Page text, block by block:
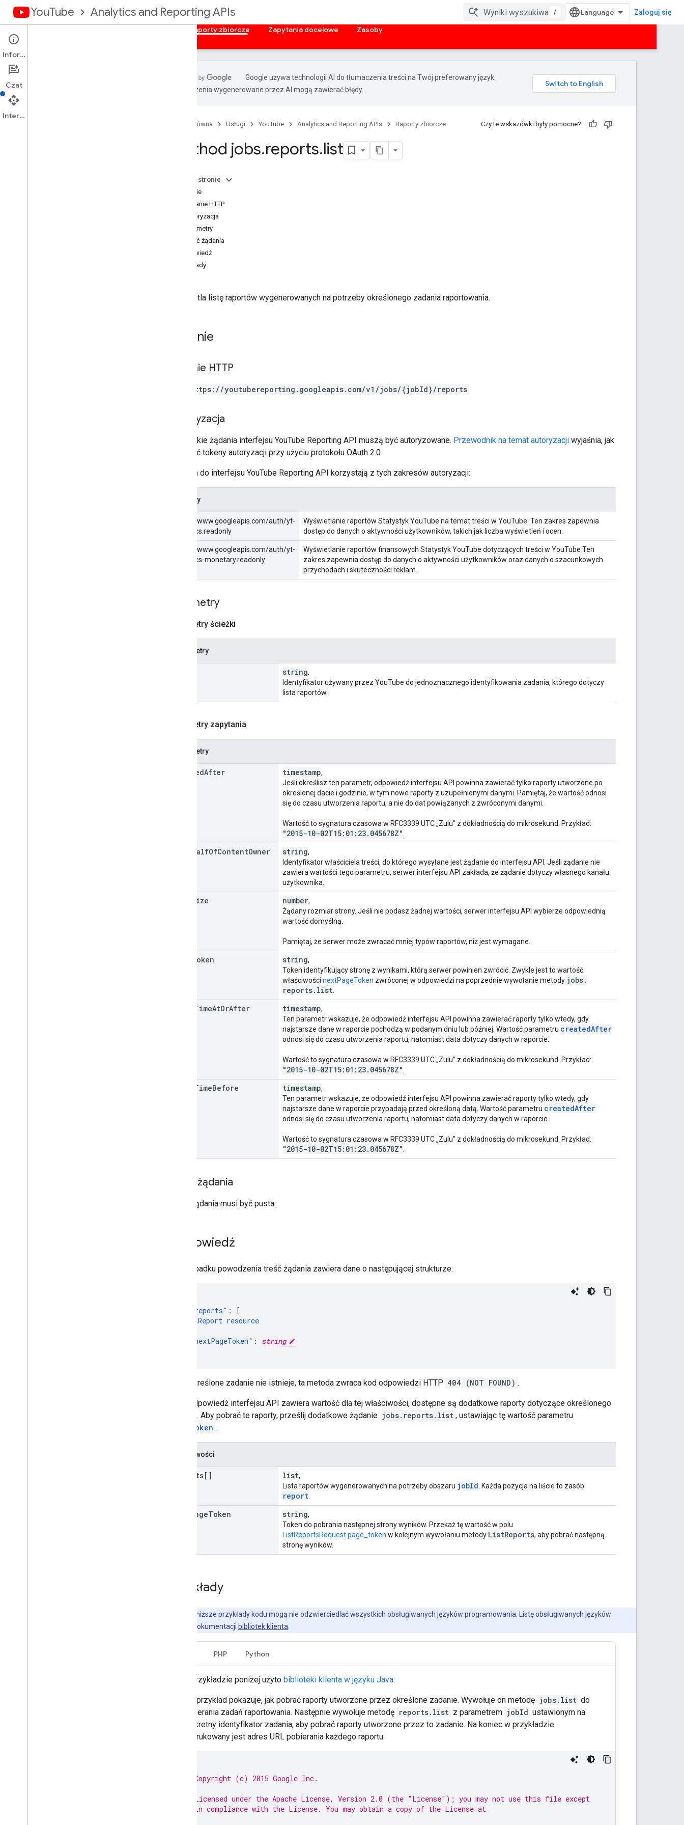
YouTube Analytics and Reporting APIs / Zaloguj się
Raporty zbiorcze Zapytania docelowe Zasoby
Interfejs API You
Google używa technologii AI do tłumaczenia treści na Twój preferowany język.
Tłumaczenia wygenerowane przez AI mogą zawierać błędy.
Strona główna Usługi YouTube Analytics and Reporting APIs Raporty zbiorcze Czy te wskazówki były pomocne?
Method jobs.reports.list
Na tej stronie
Żądanie
Żądanie HTTP
Autoryzacja
Parametry
Treść żądania
Odpowiedź
Przykłady
Wyświetla listę raportów wygenerowanych na potrzeby określonego zadania raportowania.
Żądanie
Żądanie HTTP
GET https://youtubereporting.googleapis.com/v1/jobs/{jobId}/reports
Autoryzacja
Wszystkie żądania interfejsu YouTube Reporting API muszą być autoryzowane. Przewodnik na temat autoryzacji wyjaśnia, jak
pobierać tokeny autoryzacji przy użyciu protokołu OAuth 2.0.
Żądania do interfejsu YouTube Reporting API korzystają z tych zakresów autoryzacji:
Zakresy
https://www.googleapis.com/auth/yt-
analytics.readonly
Wyświetlanie raportów Statystyk YouTube na temat treści w YouTube. Ten zakres zapewnia
dostęp do danych o aktywności użytkowników, takich jak liczba wyświetleń i ocen.
https://www.googleapis.com/auth/yt-
analytics-monetary.readonly
Wyświetlanie raportów finansowych Statystyk YouTube dotyczących treści w YouTube Ten
zakres zapewnia dostęp do danych o aktywności użytkowników oraz danych o szacunkowych
przychodach i skuteczności reklam.
Parametry
Parametry ścieżki
Parametry
string,
Identyfikator używany przez YouTube do jednoznacznego identyfikowania zadania, którego dotyczy
lista raportów.
Parametry zapytania
Parametry
createdAfter timestamp,
Jeśli określisz ten parametr, odpowiedź interfejsu API powinna zawierać tylko raporty utworzone po
określonej dacie i godzinie, w tym nowe raporty z uzupełnionymi danymi. Pamiętaj, że wartość odnosi
się do czasu utworzenia raportu, a nie do dat powiązanych z zwróconymi danymi.
Wartość to sygnatura czasowa w RFC3339 UTC „Zulu” z dokładnością do mikrosekund. Przykład:
"2015-10-02T15:01:23. 045678Z"
BehalfOfContentOwner string,
Identyfikator właściciela treści, do którego wysyłane jest żądanie do interfejsu API. Jeśli żądanie nie
zawiera wartości tego parametru, serwer interfejsu API zakłada, że żądanie dotyczy własnego kanału
użytkownika.
Size number,
Żądany rozmiar strony. Jeśli nie podasz żadnej wartości, serwer interfejsu API wybierze odpowiednią
wartość domyślną.
Pamiętaj, że serwer może zwracać mniej typów raportów, niż jest wymagane.
Token string,
Token identyfikujący stronę z wynikami, którą serwer powinien zwrócić. Zwykle jest to wartość
właściwości nextPageToken zwróconej w odpowiedzi na poprzednie wywołanie metody jobs.
reports. list
TimeAtOrAfter timestamp,
Ten parametr wskazuje, że odpowiedź interfejsu API powinna zawierać raporty tylko wtedy, gdy
najstarsze dane w raporcie pochodzą w podanym dniu lub później. Wartość parametru createdAfter
odnosi się do czasu utworzenia raportu, natomiast data dotyczy danych w raporcie.
Wartość to sygnatura czasowa w RFC3339 UTC „Zulu” z dokładnością do mikrosekund. Przykład:
"2015-10-02T15:01:23. 045678Z"
TimeBefore timestamp,
Ten parametr wskazuje, że odpowiedź interfejsu API powinna zawierać raporty tylko wtedy, gdy
najstarsze dane w raporcie przypadają przed określoną datą. Wartość parametru createdAfter
odnosi się do czasu utworzenia raportu, natomiast data dotyczy danych w raporcie.
Wartość to sygnatura czasowa w RFC3339 UTC „Zulu” z dokładnością do mikrosekund. Przykład:
"2015-10-02T15:01:23. 045678Z"
Treść żądania
Treść żądania musi być pusta.
Odpowiedź
W przypadku powodzenia treść żądania zawiera dane o następującej strukturze:
reports" :
[
Report resource
nextPageToken" :
string
Jeśli określone zadanie nie istnieje, ta metoda zwraca kod odpowiedzi HTTP 404 (NOT FOUND) .
Jeśli odpowiedź interfejsu API zawiera wartość dla tej właściwości, dostępne są dodatkowe raporty dotyczące określonego
zadania. Aby pobrać te raporty, prześlij dodatkowe żądanie jobs.reports.list , ustawiając tę wartość parametru
pageToken .
Właściwości
reports[] list,
Lista raportów wygenerowanych na potrzeby obszaru jobId . Każda pozycja na liście to zasób
report
PageToken string,
Token do pobrania następnej strony wyników. Przekaż tę wartość w polu
ListReportsRequest.page_token w kolejnym wywołaniu metody ListReports, aby pobrać następną
stronę wyników.
Przykłady
poniższe przykłady kodu mogą nie odzwierciedlać wszystkich obsługiwanych języków programowania. Listę obsługiwanych języków
znajdziesz w dokumentacji bibliotek klienta
PHP Python
W przykładzie poniżej użyto biblioteki klienta w języku Java.
Ten przykład pokazuje, jak pobrać raporty utworzone przez określone zadanie. Wywołuje on metodę jobs.list do
pobierania zadań raportowania. Następnie wywołuje metodę reports.list z parametrem jobId ustawionym na
konkretny identyfikator zadania, aby pobrać raporty utworzone przez to zadanie. Na koniec w przykładzie
wydrukowany jest adres URL pobierania każdego raportu.
* Copyright (c) 2015 Google Inc.
* Licensed under the Apache License, Version 2.0 (the "License"); you may not use this file except
* in compliance with the License. You may obtain a copy of the License at
Informacje
Czat
Interfejs API